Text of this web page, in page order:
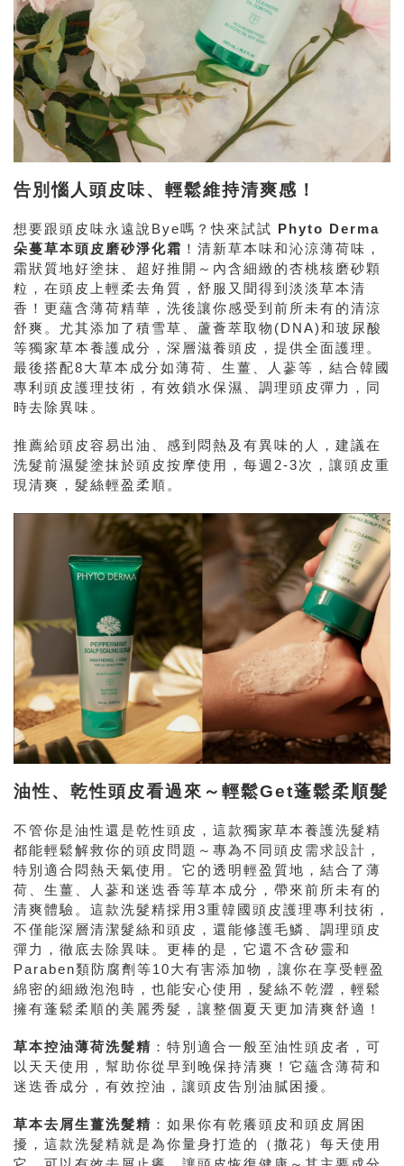
告別惱人頭皮味、輕鬆維持清爽感！
想要跟頭皮味永遠說Bye嗎？快來試試 Phyto Derma
朵蔓草本頭皮磨砂淨化霜 ！清新草本味和沁涼薄荷味，
霜狀質地好塗抹、超好推開～內含細緻的杏桃核磨砂顆
粒，在頭皮上輕柔去角質，舒服又聞得到淡淡草本清
香！更蘊含薄荷精華，洗後讓你感受到前所未有的清涼
舒爽。尤其添加了積雪草、蘆薈萃取物(DNA)和玻尿酸
等獨家草本養護成分，深層滋養頭皮，提供全面護理。
最後搭配8大草本成分如薄荷、生薑、人蔘等，結合韓國
專利頭皮護理技術，有效鎖水保濕、調理頭皮彈力，同
時去除異味。
推薦給頭皮容易出油、感到悶熱及有異味的人，建議在
洗髮前濕髮塗抹於頭皮按摩使用，每週2-3次，讓頭皮重
現清爽，髮絲輕盈柔順。
油性、乾性頭皮看過來～輕鬆Get蓬鬆柔順髮
不管你是油性還是乾性頭皮，這款獨家草本養護洗髮精
都能輕鬆解救你的頭皮問題～專為不同頭皮需求設計，
特別適合悶熱天氣使用。它的透明輕盈質地，結合了薄
荷、生薑、人蔘和迷迭香等草本成分，帶來前所未有的
清爽體驗。這款洗髮精採用3重韓國頭皮護理專利技術，
不僅能深層清潔髮絲和頭皮，還能修護毛鱗、調理頭皮
彈力，徹底去除異味。更棒的是，它還不含矽靈和
Paraben類防腐劑等10大有害添加物，讓你在享受輕盈
綿密的細緻泡泡時，也能安心使用，髮絲不乾澀，輕鬆
擁有蓬鬆柔順的美麗秀髮，讓整個夏天更加清爽舒適！
草本控油薄荷洗髮精 ：特別適合一般至油性頭皮者，可
以天天使用，幫助你從早到晚保持清爽！它蘊含薄荷和
迷迭香成分，有效控油，讓頭皮告別油膩困擾。
草本去屑生薑洗髮精 ：如果你有乾癢頭皮和頭皮屑困
擾，這款洗髮精就是為你量身打造的（撒花）每天使用